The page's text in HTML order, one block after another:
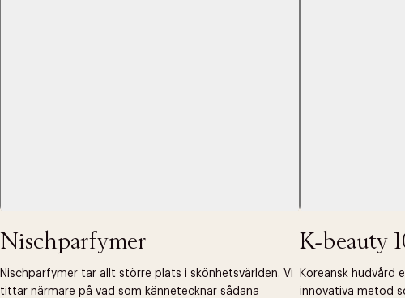
Nischparfymer
Nischparfymer tar allt större plats i skönhetsvärlden. Vi
tittar närmare på vad som kännetecknar sådana
K-beauty
Koreansk hudvård
innovativa metod